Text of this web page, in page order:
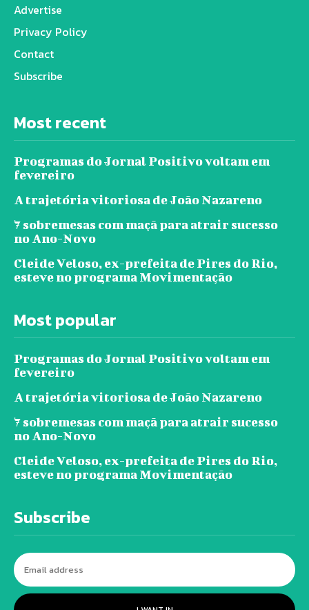
Advertise
Privacy Policy
Contact
Subscribe
Most recent
Programas do Jornal Positivo voltam em
fevereiro
A trajetória vitoriosa de João Nazareno
7 sobremesas com maçã para atrair sucesso
no Ano-Novo
Cleide Veloso, ex-prefeita de Pires do Rio,
esteve no programa Movimentação
Most popular
Programas do Jornal Positivo voltam em
fevereiro
A trajetória vitoriosa de João Nazareno
7 sobremesas com maçã para atrair sucesso
no Ano-Novo
Cleide Veloso, ex-prefeita de Pires do Rio,
esteve no programa Movimentação
Subscribe